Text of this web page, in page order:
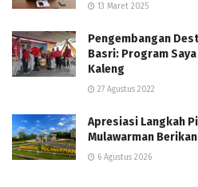
13 Maret 2025
Pengembangan
Basri: Program
Kaleng
27 Agustus 2022
Apresiasi Langkah
Mulawarman
6 Agustus 2026